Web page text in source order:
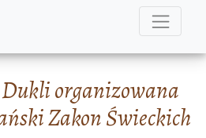
organizowana
Zakon Świeckich